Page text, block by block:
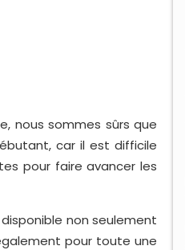
nous sommes sûrs que
car il est difficile
pour faire avancer les
non seulement
pour toute une